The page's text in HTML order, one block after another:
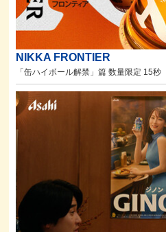
NIKKA FRONTIER
「缶ハイボール解禁」篇 数量限定 15秒